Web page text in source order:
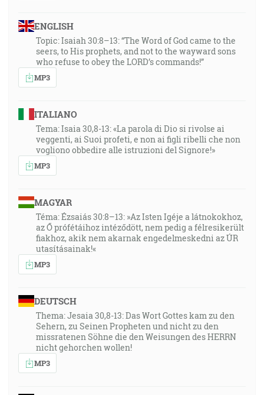
ENGLISH
Topic: Isaiah 30:8–13: “The Word of God came to the
seers, to His prophets, and not to the wayward sons
who refuse to obey the LORD’s commands!”
MP3
ITALIANO
Tema: Isaia 30,8-13: «La parola di Dio si rivolse ai
veggenti, ai Suoi profeti, e non ai figli ribelli che non
vogliono obbedire alle istruzioni del Signore!»
MP3
MAGYAR
Téma: Ézsaiás 30:8–13: »Az Isten Igéje a látnokokhoz,
az Ő prófétáihoz intéződött, nem pedig a félresikerült
fiakhoz, akik nem akarnak engedelmeskedni az ÚR
utasításainak!«
MP3
DEUTSCH
Thema: Jesaia 30,8-13: Das Wort Gottes kam zu den
Sehern, zu Seinen Propheten und nicht zu den
missratenen Söhne die den Weisungen des HERRN
nicht gehorchen wollen!
MP3